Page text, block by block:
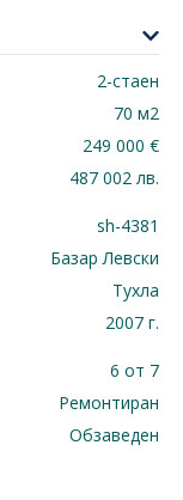
2-стаен
70 м2
249 000 €
487 002 лв.
sh-4381
Базар Левски
Тухла
2007 г.
6 от 7
Ремонтиран
Обзаведен